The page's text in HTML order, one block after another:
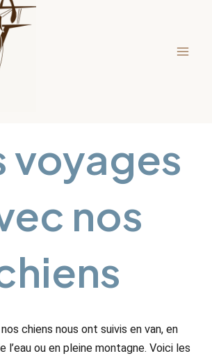
voyages
nos
chiens nous ont suivis en van, en
l’eau ou en pleine montagne. Voici les